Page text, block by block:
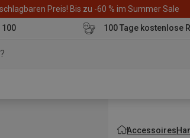
Preis! Bis zu -60 % im Summer Sale
100 Tage kostenlose
Accessoires